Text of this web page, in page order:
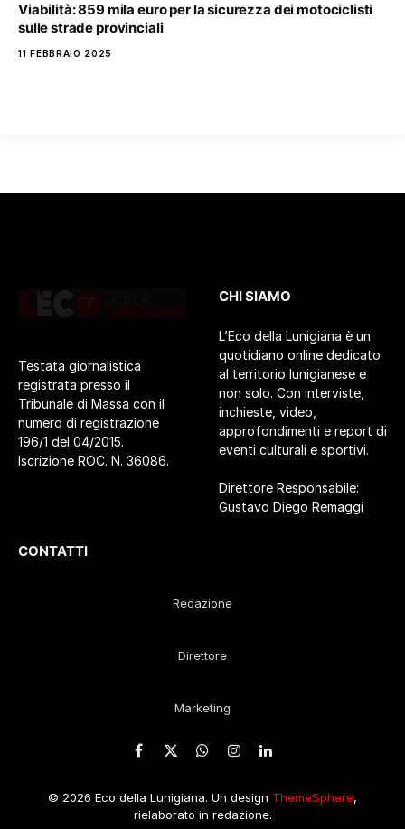
Viabilità: 859 mila euro per la sicurezza dei motociclisti
sulle strade provinciali
11 FEBBRAIO 2025
Testata giornalistica
registrata presso il
Tribunale di Massa con il
numero di registrazione
196/1 del 04/2015.
Iscrizione ROC. N. 36086.
CHI SIAMO
L’Eco della Lunigiana è un
quotidiano online dedicato
al territorio lunigianese e
non solo. Con interviste,
inchieste, video,
approfondimenti e report di
eventi culturali e sportivi.
Direttore Responsabile:
Gustavo Diego Remaggi
CONTATTI
Redazione
Direttore
Marketing
Facebook
X
WhatsApp
Instagram
LinkedIn
© 2026 Eco della Lunigiana. Un design ThemeSphere,
rielaborato in redazione.